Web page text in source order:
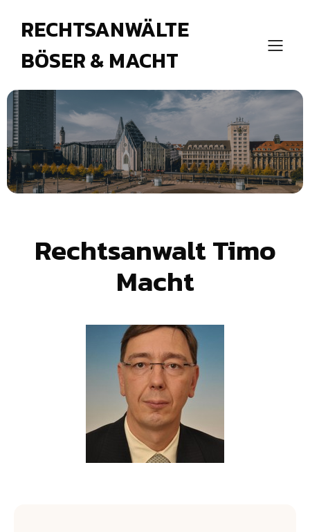
RECHTSANWÄLTE
BÖSER & MACHT
Rechtsanwalt Timo
Macht